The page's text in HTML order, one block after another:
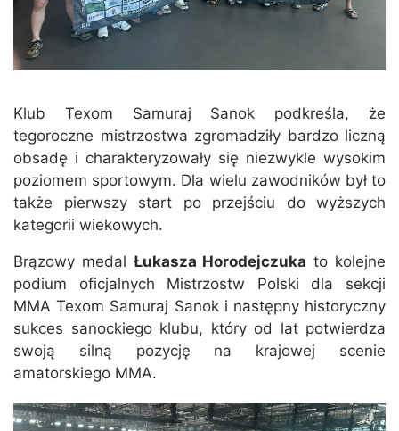
Klub Texom Samuraj Sanok podkreśla, że
tegoroczne mistrzostwa zgromadziły bardzo liczną
obsadę i charakteryzowały się niezwykle wysokim
poziomem sportowym. Dla wielu zawodników był to
także pierwszy start po przejściu do wyższych
kategorii wiekowych.
Brązowy medal Łukasza Horodejczuka to kolejne
podium oficjalnych Mistrzostw Polski dla sekcji
MMA Texom Samuraj Sanok i następny historyczny
sukces sanockiego klubu, który od lat potwierdza
swoją silną pozycję na krajowej scenie
amatorskiego MMA.